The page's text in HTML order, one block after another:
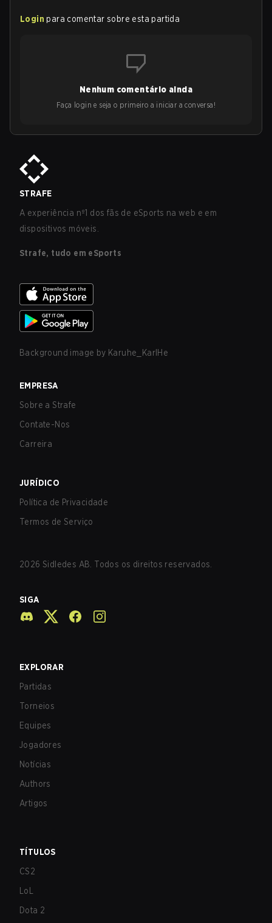
Login para comentar sobre esta partida
Nenhum comentário ainda
Faça login e seja o primeiro a iniciar a conversa!
STRAFE
A experiência nº1 dos fãs de eSports na web e em
dispositivos móveis.
Strafe, tudo em eSports
Background image by Karuhe_KarlHe
EMPRESA
Sobre a Strafe
Contate-Nos
Carreira
JURÍDICO
Política de Privacidade
Termos de Serviço
2026 Sidledes AB. Todos os direitos reservados.
SIGA
EXPLORAR
Partidas
Torneios
Equipes
Jogadores
Notícias
Authors
Artigos
TÍTULOS
CS2
LoL
Dota 2